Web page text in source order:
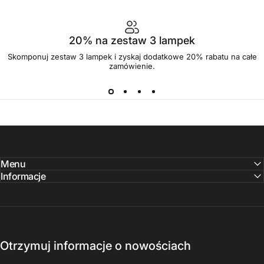
20% na zestaw 3 lampek
Skomponuj zestaw 3 lampek i zyskaj dodatkowe 20% rabatu na całe
zamówienie.
Menu
Informacje
Otrzymuj informacje o nowościach